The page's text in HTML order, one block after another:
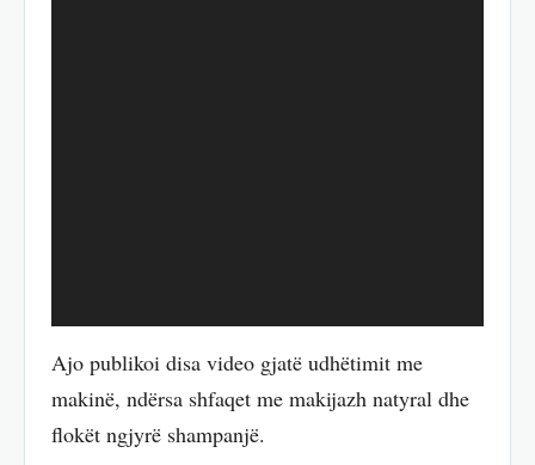
Ajo publikoi disa video gjatë udhëtimit me
makinë, ndërsa shfaqet me makijazh natyral dhe
flokët ngjyrë shampanjë.